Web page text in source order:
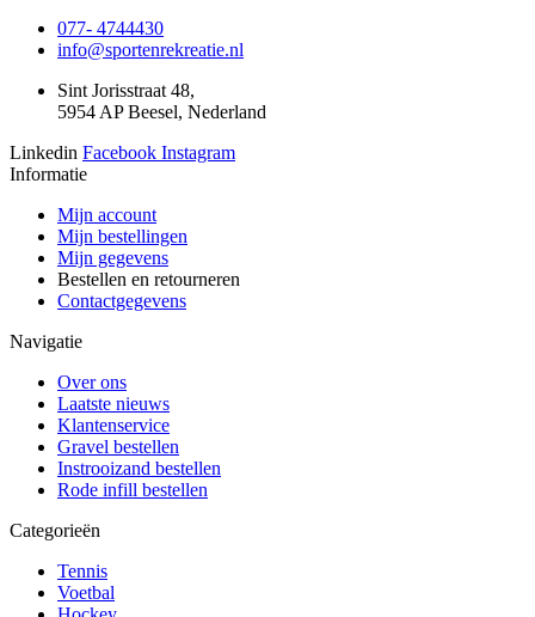
077- 4744430
info@sportenrekreatie.nl
Sint Jorisstraat 48,
5954 AP Beesel, Nederland
Linkedin Facebook Instagram
Informatie
Mijn account
Mijn bestellingen
Mijn gegevens
Bestellen en retourneren
Contactgegevens
Navigatie
Over ons
Laatste nieuws
Klantenservice
Gravel bestellen
Instrooizand bestellen
Rode infill bestellen
Categorieën
Tennis
Voetbal